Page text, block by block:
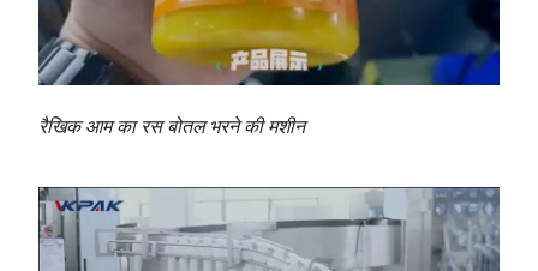
रैखिक आम का रस बोतल भरने की मशीन